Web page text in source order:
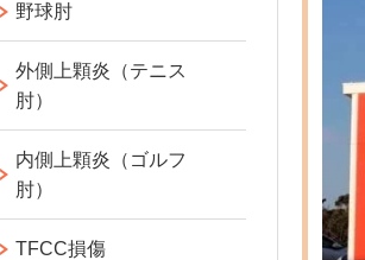
野球肘
外側上顆炎（テニス
肘）
内側上顆炎（ゴルフ
肘）
TFCC損傷